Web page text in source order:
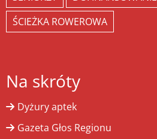
ŚCIEŻKA ROWEROWA
Na skróty
Dyżury aptek
Gazeta Głos Regionu